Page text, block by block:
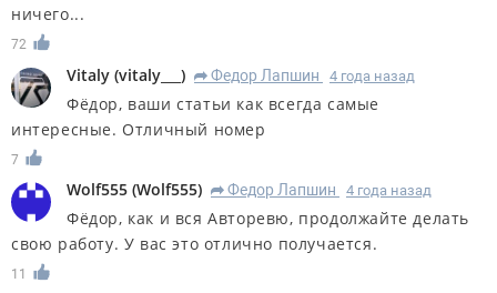
ничего...
72
Vitaly (vitaly___ ) R Федор Лапшин 4 года назад
Фёдор, ваши статьи как всегда самые
интересные. Отличный номер
7
Wolf555 (Wolf555) R Федор Лапшин 4 года назад
Фёдор, как и вся Авторевю, продолжайте делать
свою работу. У вас это отлично получается.
11